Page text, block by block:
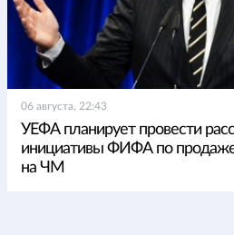
06 августа, 22:43
УЕФА планирует провести
инициативы ФИФА по
на ЧМ